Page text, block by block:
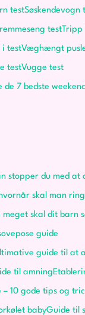
testSøskendevogn
test
i testVæghængt
testVugge test
de 7 bedste
stopper du med at
skal man
meget skal dit barn
guide
til amning
– 10 gode tips og
babyGuide til